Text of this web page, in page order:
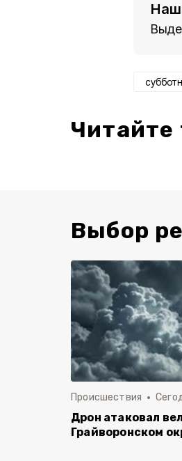
Читайте
Выбор
Происшествия
Дрон атаковал
Грайворонском